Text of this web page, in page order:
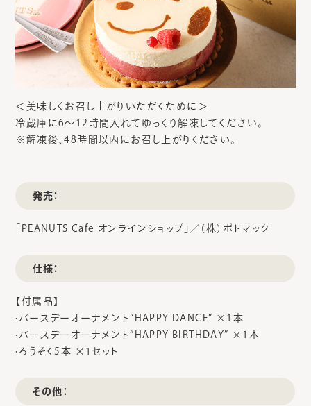
＜美味しくお召し上がりいただくために＞
冷蔵庫に6～12時間入れてゆっくり解凍してください。
※解凍後、48時間以内にお召し上がりください。
発売：
「PEANUTS Cafe オンラインショップ」／（株）ポトマック
仕様：
【付属品】
·バースデーオーナメント“HAPPY DANCE” ×1本
·バースデーオーナメント“HAPPY BIRTHDAY” ×1本
·ろうそく5本 ×1セット
その他：